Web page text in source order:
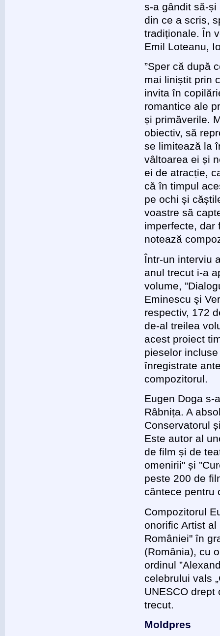
s-a gândit să-
din ce a scris,
tradiționale. În
Emil Loteanu,
”Sper că după
mai liniștit prin
invita în
romantice ale
și primăverile.
obiectiv, să
se limitează la
vâltoarea ei și
ei de atracție,
că în timpul
pe ochi și
voastre să
imperfecte, dar
notează
Într-un interviu
anul trecut i-a
volume,
Eminescu şi
respectiv, 172
de-al treilea
acest proiect
pieselor
înregistrate
compozitorul.
Eugen Doga s-
Râbnița. A
Conservatorul
Este autor al
de film și de
omenirii" și
peste 200 de
cântece pentru
Compozitorul
onorific Artist al
României" în
(România), cu
ordinul
celebrului vals
UNESCO
trecut.
Moldpres